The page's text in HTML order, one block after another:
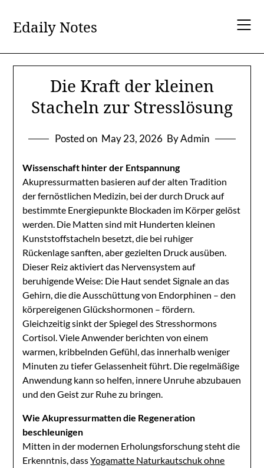
content
Edaily Notes
Die Kraft der kleinen
Stacheln zur Stresslösung
Posted on May 23, 2026 By Admin
Wissenschaft hinter der Entspannung
Akupressurmatten basieren auf der alten Tradition
der fernöstlichen Medizin, bei der durch Druck auf
bestimmte Energiepunkte Blockaden im Körper gelöst
werden. Die Matten sind mit Hunderten kleinen
Kunststoffstacheln besetzt, die bei ruhiger
Rückenlage sanften, aber gezielten Druck ausüben.
Dieser Reiz aktiviert das Nervensystem auf
beruhigende Weise: Die Haut sendet Signale an das
Gehirn, die die Ausschüttung von Endorphinen – den
körpereigenen Glückshormonen – fördern.
Gleichzeitig sinkt der Spiegel des Stresshormons
Cortisol. Viele Anwender berichten von einem
warmen, kribbelnden Gefühl, das innerhalb weniger
Minuten zu tiefer Gelassenheit führt. Die regelmäßige
Anwendung kann so helfen, innere Unruhe abzubauen
und den Geist zur Ruhe zu bringen.
Wie Akupressurmatten die Regeneration
beschleunigen
Mitten in der modernen Erholungsforschung steht die
Erkenntnis, dassYogamatte Naturkautschuk ohne